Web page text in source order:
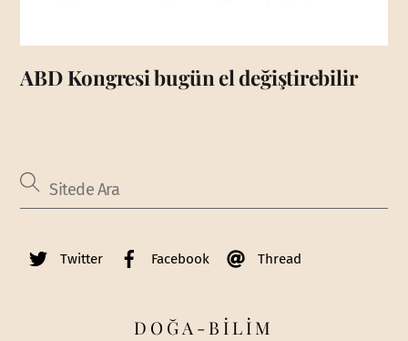
ABD Kongresi bugün el değiştirebilir
Twitter Facebook Thread
DOĞA-BİLİM